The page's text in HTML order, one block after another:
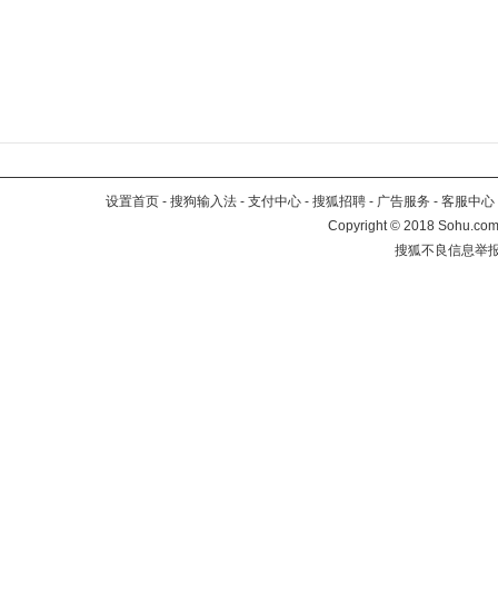
设置首页 - 搜狗输入法 - 支付中心 - 搜狐招聘 - 广告服务 - 客服中心
Copyright©2018
搜狐不良信息举